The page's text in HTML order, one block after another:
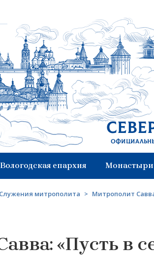
Вологодская епархия
Служения митрополита > Митрополит
«Пусть в